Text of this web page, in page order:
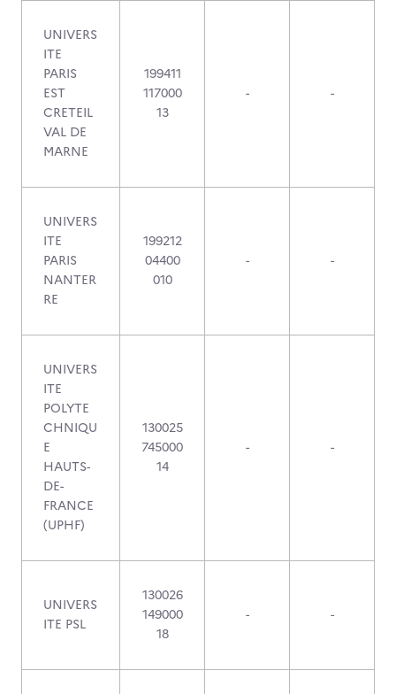
UNIVERS
ITE
PARIS
EST
CRETEIL
VAL DE
MARNE
199411
117000
13
- -
UNIVERS
ITE
PARIS
NANTER
RE
199212
04400
010
- -
UNIVERS
ITE
POLYTE
CHNIQU
E
HAUTS-
DE-
FRANCE
(UPHF)
130025
745000
14
- -
UNIVERS
ITE PSL
130026
149000
18
- -